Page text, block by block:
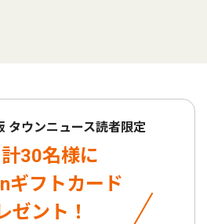
タウンニュース読者限定
30名様に
ギフトカード
ゼント！